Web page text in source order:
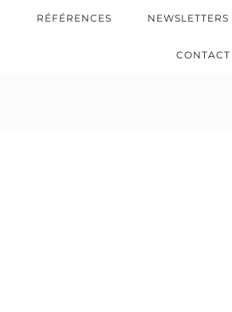
RÉFÉRENCES NEWSLETTERS
CONTACT